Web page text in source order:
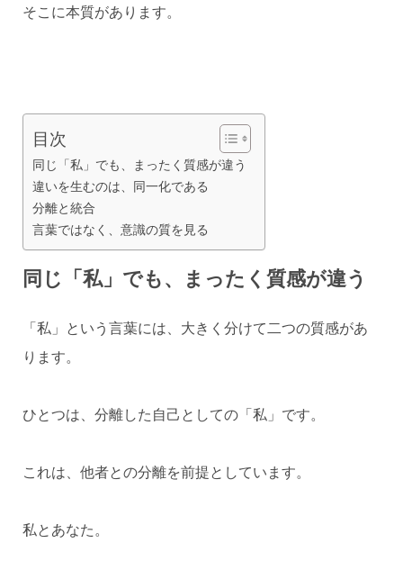
そこに本質があります。
目次
同じ「私」でも、まったく質感が違う
違いを生むのは、同一化である
分離と統合
言葉ではなく、意識の質を見る
同じ「私」でも、まったく質感が違う
「私」という言葉には、大きく分けて二つの質感があ
ります。
ひとつは、分離した自己としての「私」です。
これは、他者との分離を前提としています。
私とあなた。